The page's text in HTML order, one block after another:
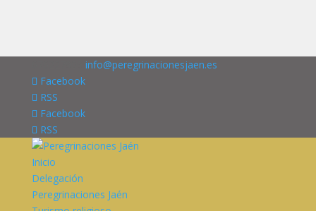
info@peregrinacionesjaen.es
Facebook
RSS
Facebook
RSS
Inicio
Delegación
Peregrinaciones Jaén